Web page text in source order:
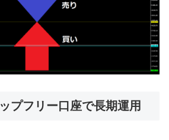
プフリー口座で長期運用